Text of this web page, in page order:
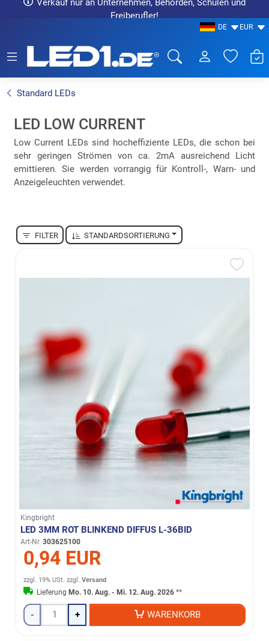
Verkauf nur an Unternehmen, Behörden, Schulen und
Freiberufler!
DE EUR
Standard LEDs
LED LOW CURRENT
Low Current LEDs sind hocheffiziente LEDs, die schon bei
sehr geringen Strömen von ca. 2mA ausreichend Licht
emittieren. Sie werden vorrangig für Kontroll-, Warn- und
Anzeigeleuchten verwendet.
FILTER STANDARDSORTIERUNG
Kingbright
LED 3MM ROT BLINKEND DIFFUS L-36BID
Art-Nr. 303625100
0,94 EUR
zzgl. 19% USt. zzgl.Versand
LieferungMo. 10. Aug. - Mi. 12. Aug. 2026 **
- + WARENKORB